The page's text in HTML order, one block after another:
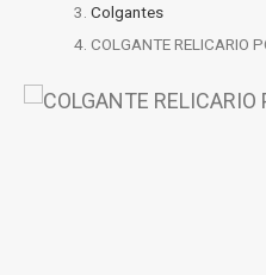
Colgantes
COLGANTE RELICARIO